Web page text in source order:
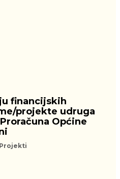
financijskih
projekte udruga
Općine
Projekti